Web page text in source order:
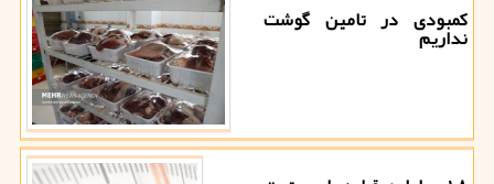
کمبودی در تامین گوشت
نداریم